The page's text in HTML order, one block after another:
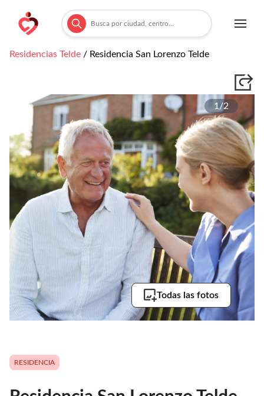
Residencias Telde / Residencia San Lorenzo Telde
1/2
Todas las fotos
RESIDENCIA